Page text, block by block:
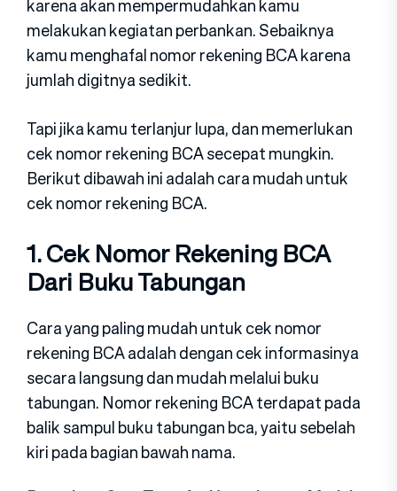
karena akan mempermudahkan kamu
melakukan kegiatan perbankan. Sebaiknya
kamu menghafal nomor rekening BCA karena
jumlah digitnya sedikit.
Tapi jika kamu terlanjur lupa, dan memerlukan
cek nomor rekening BCA secepat mungkin.
Berikut dibawah ini adalah cara mudah untuk
cek nomor rekening BCA.
1. Cek Nomor Rekening BCA
Dari Buku Tabungan
Cara yang paling mudah untuk cek nomor
rekening BCA adalah dengan cek informasinya
secara langsung dan mudah melalui buku
tabungan. Nomor rekening BCA terdapat pada
balik sampul buku tabungan bca, yaitu sebelah
kiri pada bagian bawah nama.